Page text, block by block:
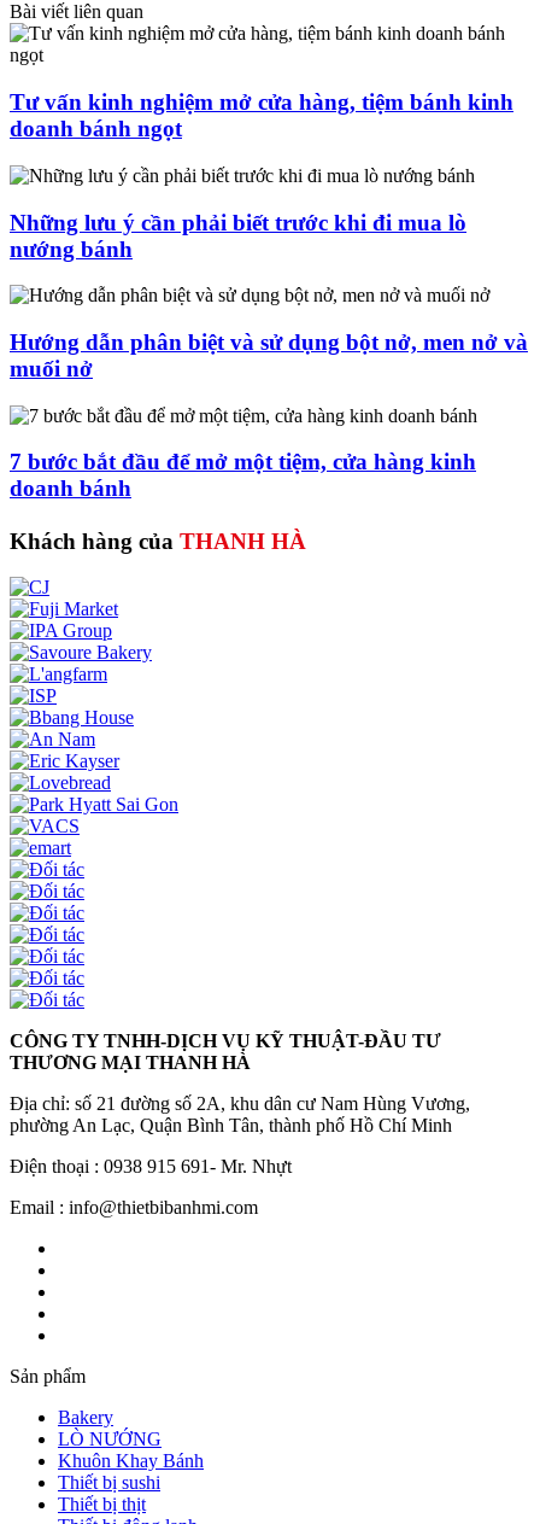
Bài viết liên quan
Tư vấn kinh nghiệm mở cửa hàng, tiệm bánh kinh
doanh bánh ngọt
Những lưu ý cần phải biết trước khi đi mua lò
nướng bánh
Hướng dẫn phân biệt và sử dụng bột nở, men nở và
muối nở
7 bước bắt đầu để mở một tiệm, cửa hàng kinh
doanh bánh
Khách hàng của THANH HÀ
CÔNG TY TNHH-DỊCH VỤ KỸ THUẬT-ĐẦU TƯ
THƯƠNG MẠI THANH HÀ
Địa chỉ: số 21 đường số 2A, khu dân cư Nam Hùng Vương,
phường An Lạc, Quận Bình Tân, thành phố Hồ Chí Minh
Điện thoại : 0938 915 691- Mr. Nhựt
Email : info@thietbibanhmi.com
Sản phẩm
Bakery
LÒ NƯỚNG
Khuôn Khay Bánh
Thiết bị sushi
Thiết bị thịt